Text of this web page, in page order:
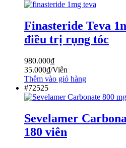
Finasteride Teva
điều trị rụng tóc
980.000₫
35.000₫/Viên
Thêm vào giỏ hàng
#72525
Sevelamer
180 viên